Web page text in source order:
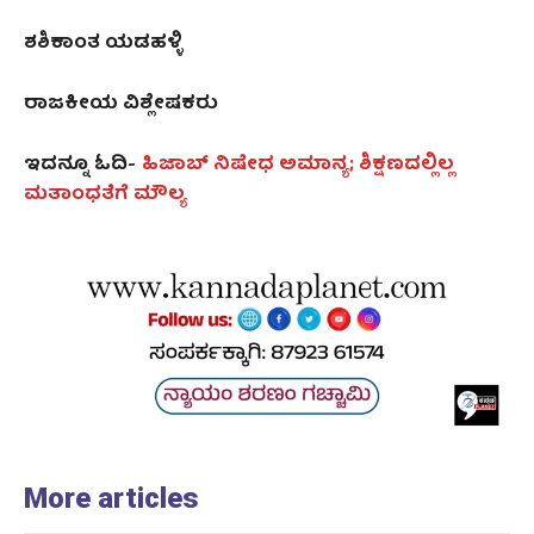
ಶಶಿಕಾಂತ ಯಡಹಳ್ಳಿ
ರಾಜಕೀಯ ವಿಶ್ಲೇಷಕರು
ಇದನ್ನೂ ಓದಿ- ಹಿಜಾಬ್ ನಿಷೇಧ ಅಮಾನ್ಯ; ಶಿಕ್ಷಣದಲ್ಲಿಲ್ಲ
ಮತಾಂಧತೆಗೆ ಮೌಲ್ಯ
More articles